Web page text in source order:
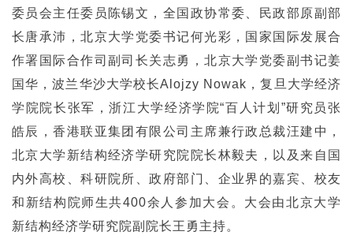
委员会主任委员陈锡文，全国政协常委、民政部原副部
长唐承沛，北京大学党委书记何光彩，国家国际发展合
作署国际合作司副司长关志勇，北京大学党委副书记姜
国华，波兰华沙大学校长Alojzy Nowak，复旦大学经济
学院院长张军，浙江大学经济学院“百人计划”研究员张
皓辰，香港联亚集团有限公司主席兼行政总裁汪建中，
北京大学新结构经济学研究院院长林毅夫，以及来自国
内外高校、科研院所、政府部门、企业界的嘉宾、校友
和新结构院师生共400余人参加大会。大会由北京大学
新结构经济学研究院副院长王勇主持。